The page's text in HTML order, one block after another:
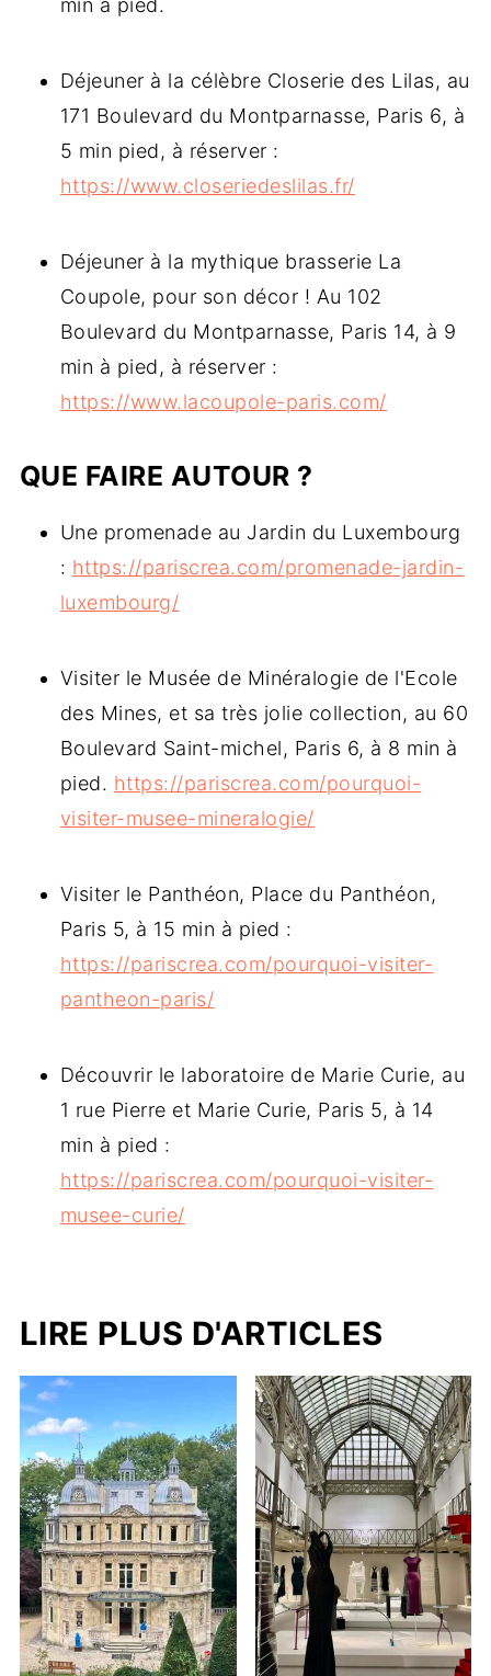
min à pied.
Déjeuner à la célèbre Closerie des Lilas, au
171 Boulevard du Montparnasse, Paris 6, à
5 min pied, à réserver :
https://www.closeriedeslilas.fr/
Déjeuner à la mythique brasserie La
Coupole, pour son décor ! Au 102
Boulevard du Montparnasse, Paris 14, à 9
min à pied, à réserver :
https://www.lacoupole-paris.com/
QUE FAIRE AUTOUR ?
Une promenade au Jardin du Luxembourg
: https://pariscrea.com/promenade-jardin-
luxembourg/
Visiter le Musée de Minéralogie de l'Ecole
des Mines, et sa très jolie collection, au 60
Boulevard Saint-michel, Paris 6, à 8 min à
pied. https://pariscrea.com/pourquoi-
visiter-musee-mineralogie/
Visiter le Panthéon, Place du Panthéon,
Paris 5, à 15 min à pied :
https://pariscrea.com/pourquoi-visiter-
pantheon-paris/
Découvrir le laboratoire de Marie Curie, au
1 rue Pierre et Marie Curie, Paris 5, à 14
min à pied :
https://pariscrea.com/pourquoi-visiter-
musee-curie/
LIRE PLUS D'ARTICLES